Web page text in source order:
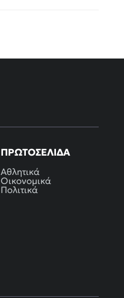
ΠΡΩΤΟΣΈΛΙΔΑ
Αθλητικά
Οικονομικά
Πολιτικά